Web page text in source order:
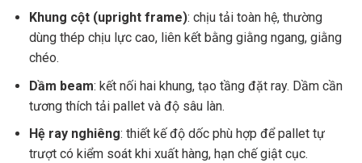
Khung cột (upright frame): chịu tải toàn hệ, thường
dùng thép chịu lực cao, liên kết bằng giằng ngang, giằng
chéo.
Dầm beam: kết nối hai khung, tạo tầng đặt ray. Dầm cần
tương thích tải pallet và độ sâu làn.
Hệ ray nghiêng: thiết kế độ dốc phù hợp để pallet tự
trượt có kiểm soát khi xuất hàng, hạn chế giật cục.